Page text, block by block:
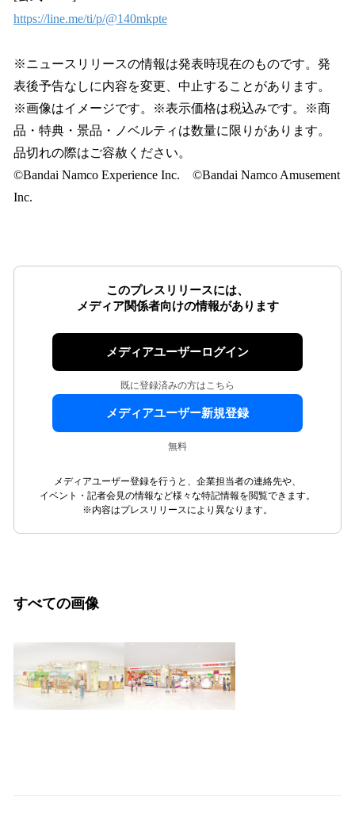
https://line.me/ti/p/@140mkpte
※ニュースリリースの情報は発表時現在のものです。発
表後予告なしに内容を変更、中止することがあります。
※画像はイメージです。※表示価格は税込みです。※商
品・特典・景品・ノベルティは数量に限りがあります。
品切れの際はご容赦ください。
©Bandai Namco Experience Inc. ©Bandai Namco Amusement
Inc.
このプレスリリースには、
メディア関係者向けの情報があります
メディアユーザーログイン
既に登録済みの方はこちら
メディアユーザー新規登録
無料
メディアユーザー登録を行うと、企業担当者の連絡先や、
イベント・記者会見の情報など様々な特記情報を閲覧できます。
※内容はプレスリリースにより異なります。
すべての画像